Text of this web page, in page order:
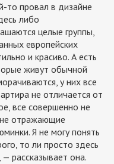
то провал в дизайне
либо
целые группы,
европейских
и красиво. А есть
живут обычной
у них все
не отличается от
все совершенно не
отражающие
Я не могу понять
то ли просто здесь
— рассказывает она.